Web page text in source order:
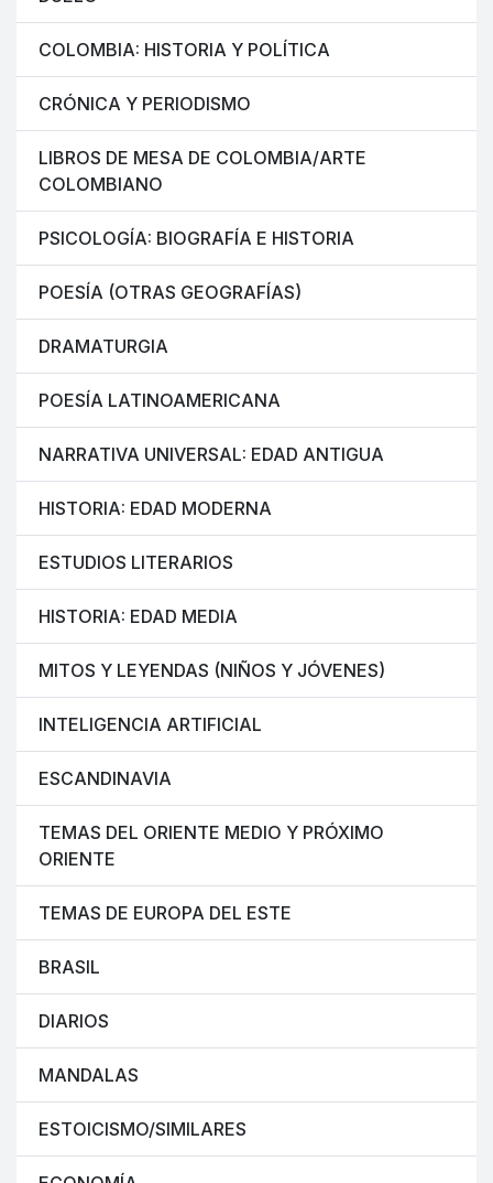
COLOMBIA: HISTORIA Y POLÍTICA
CRÓNICA Y PERIODISMO
LIBROS DE MESA DE COLOMBIA/ARTE
COLOMBIANO
PSICOLOGÍA: BIOGRAFÍA E HISTORIA
POESÍA (OTRAS GEOGRAFÍAS)
DRAMATURGIA
POESÍA LATINOAMERICANA
NARRATIVA UNIVERSAL: EDAD ANTIGUA
HISTORIA: EDAD MODERNA
ESTUDIOS LITERARIOS
HISTORIA: EDAD MEDIA
MITOS Y LEYENDAS (NIÑOS Y JÓVENES)
INTELIGENCIA ARTIFICIAL
ESCANDINAVIA
TEMAS DEL ORIENTE MEDIO Y PRÓXIMO
ORIENTE
TEMAS DE EUROPA DEL ESTE
BRASIL
DIARIOS
MANDALAS
ESTOICISMO/SIMILARES